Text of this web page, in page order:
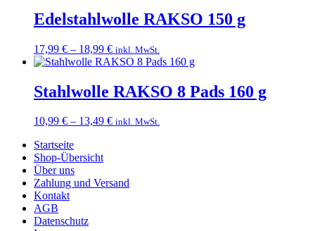
Edelstahlwolle RAKSO 150 g
17,99 € – 18,99 €Preisspanne:
17,99 €
18,99 €
inkl. MwSt.
Stahlwolle RAKSO 8 Pads 160 g
10,99 € – 13,49 €Preisspanne:
inkl. MwSt.
Startseite
Shop-Übersicht
Über uns
Zahlung und Versand
Kontakt
AGB
Datenschutz